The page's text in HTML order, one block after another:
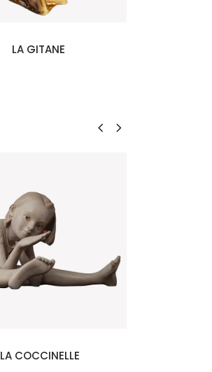
LA GITANE
LA COCCINELLE